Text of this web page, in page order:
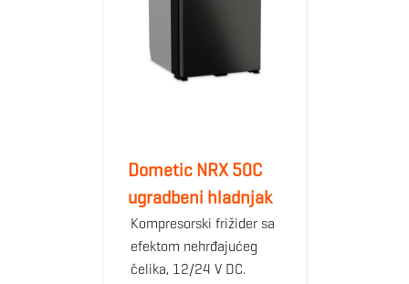
Dometic NRX 50C
ugradbeni hladnjak
Kompresorski frižider sa
efektom nehrđajućeg
čelika, 12/24 V DC.